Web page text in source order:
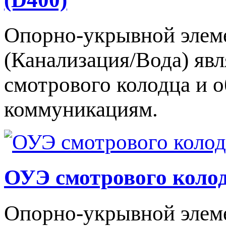
Опорно-укрывной
(Канализация/Вода)
смотрового колодца и
коммуникациям.
ОУЭ смотрового
Опорно-укрывной